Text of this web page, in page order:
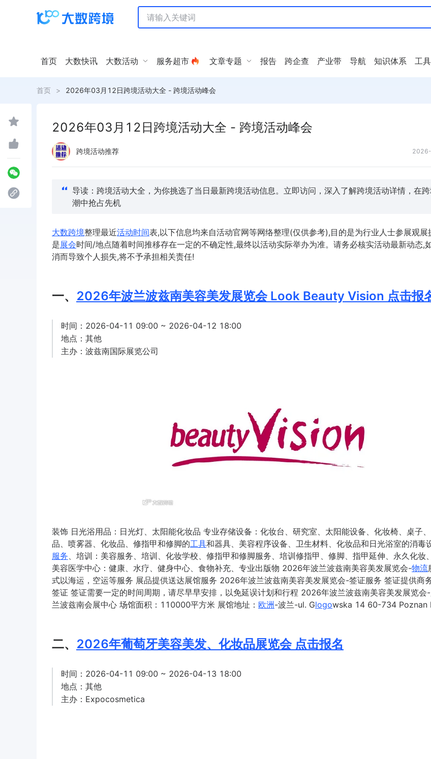
首页 大数快讯 大数活动 服务超市 文章专题 报告 跨企查 产业带 导航 知识体系 工
首页 > 2026年03月12日跨境活动大全 - 跨境活动峰会
2026年03月12日跨境活动大全 - 跨境活动峰会
跨境活动推荐
导读：跨境活动大全，为你挑选了当日最新跨境活动信息。立即访问，深入了解跨境活动详情，在
潮中抢占先机
大数跨境整理最近活动时间表,以下信息均来自活动官网等网络整理(仅供参考),目的是为行业人士参展观展
是展会时间/地点随着时间推移存在一定的不确定性,最终以活动实际举办为准。请务必核实活动最新动态,
消而导致个人损失,将不予承担相关责任!
一、 2026年波兰波兹南美容美发展览会 Look Beauty Vision 点击报
时间：2026-04-11 09:00 ~ 2026-04-12 18:00
地点：其他
主办：波兹南国际展览公司
装饰 日光浴用品：日光灯、太阳能化妆品 专业存储设备：化妆台、研究室、太阳能设备、化妆椅、桌子
品、喷雾器、化妆品、修指甲和修脚的工具和器具、美容程序设备、卫生材料、化妆品和日光浴室的消毒
服务、培训：美容服务、培训、化妆学校、修指甲和修脚服务、培训修指甲、修脚、指甲延伸、永久化妆
美容医学中心：健康、水疗、健身中心、食物补充、专业出版物 2026年波兰波兹南美容美发展览会-物流
式以海运，空运等服务 展品提供送达展馆服务 2026年波兰波兹南美容美发展览会-签证服务 签证提供商
签证 签证需要一定的时间周期，请尽早早安排，以免延误计划和行程 2026年波兰波兹南美容美发展览会
兰波兹南会展中心 场馆面积：110000平方米 展馆地址： 欧洲 -波兰-ul. Glogowska 14 60-734 Poznan
二、 2026年葡萄牙美容美发、化妆品展览会 点击报名
时间：2026-04-11 09:00 ~ 2026-04-13 18:00
地点：其他
主办：Expocosmetica